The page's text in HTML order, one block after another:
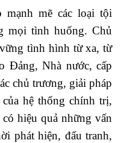
mạnh mẽ các loại tội
mọi tình huống. Chủ
tình hình từ xa, từ
Đảng, Nhà nước, cấp
chủ trương, giải pháp
hệ thống chính trị,
hiệu quả những vấn
phát hiện, đấu tranh,